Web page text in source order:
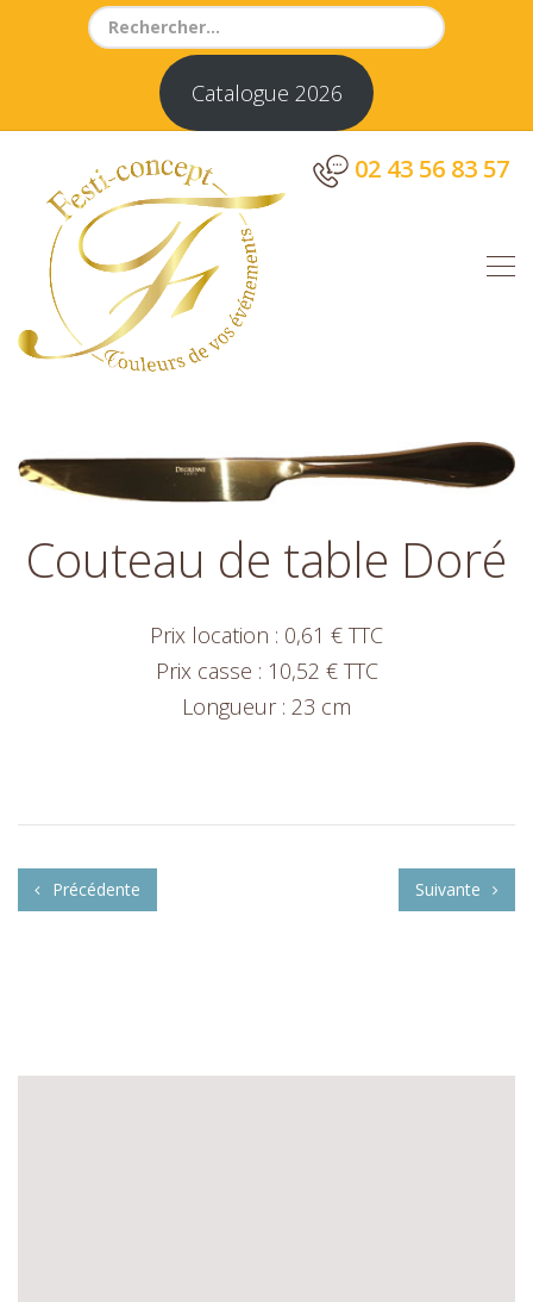
Search
Catalogue 2026
02 43 56 83 57
Couteau de table Doré
Prix location : 0,61 € TTC
Prix casse : 10,52 € TTC
Longueur : 23 cm
Précédente Suivante